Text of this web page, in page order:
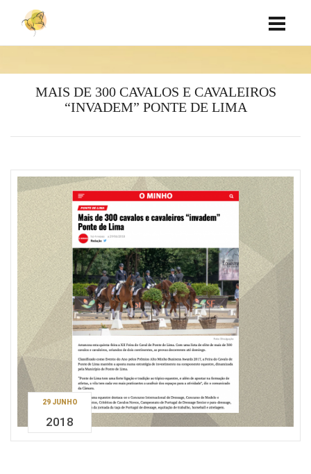
MAIS DE 300 CAVALOS E CAVALEIROS
“INVADEM” PONTE DE LIMA
29 JUNHO
2018